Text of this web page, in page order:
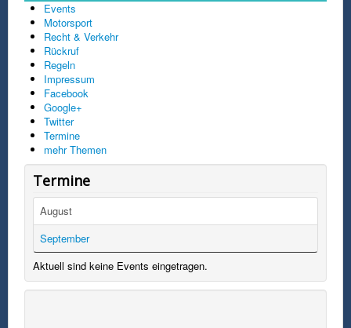
Events
Motorsport
Recht & Verkehr
Rückruf
Regeln
Impressum
Facebook
Google+
Twitter
Termine
mehr Themen
Termine
August
September
Aktuell sind keine Events eingetragen.